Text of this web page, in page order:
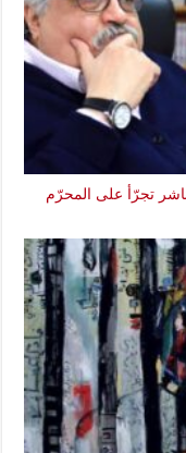
تجرّأ على المحرّم